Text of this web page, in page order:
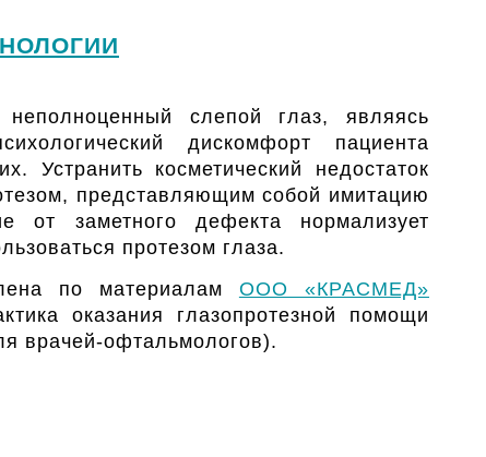
слепой глаз, являясь
дискомфорт пациента
косметический недостаток
представляющим собой имитацию
от заметного дефекта нормализует
протезом глаза.
по материалам ООО «КРАСМЕД»
оказания глазопротезной помощи
врачей-офтальмологов).